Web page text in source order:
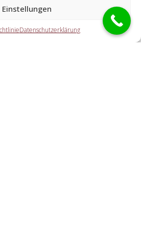
Einstellungen
Datenschutzerklärung
Tätigkeiten, die Sie von einem